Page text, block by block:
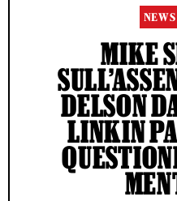
MIKE
DELSON
LINKIN